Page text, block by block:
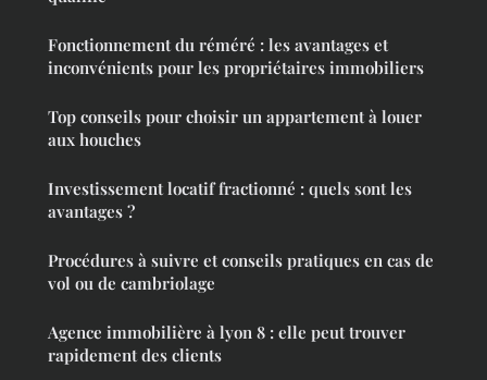
Fonctionnement du réméré : les avantages et
inconvénients pour les propriétaires immobiliers
Top conseils pour choisir un appartement à louer
aux houches
Investissement locatif fractionné : quels sont les
avantages ?
Procédures à suivre et conseils pratiques en cas de
vol ou de cambriolage
Agence immobilière à lyon 8 : elle peut trouver
rapidement des clients